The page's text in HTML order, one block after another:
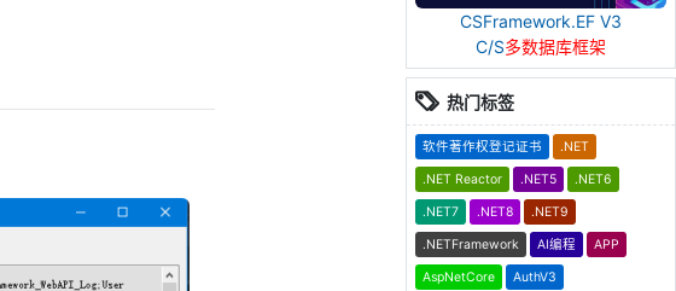
CSFramework.EF V3
C/S多数据库框架
热门标签
软件著作权登记证书 .NET
.NET Reactor .NET5 .NET6
.NET7 .NET8 .NET9
.NETFramework AI编程 APP
AspNetCore AuthV3